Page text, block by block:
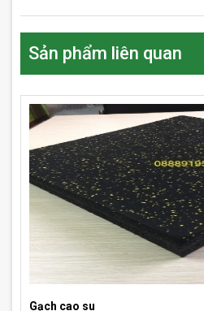
Sản phẩm liên quan
Gạch cao su